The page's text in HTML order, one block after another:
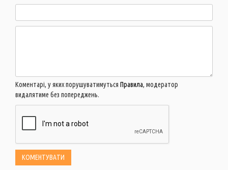
Коментарі, у яких порушуватимуться Правила, модератор
видалятиме без попереджень.